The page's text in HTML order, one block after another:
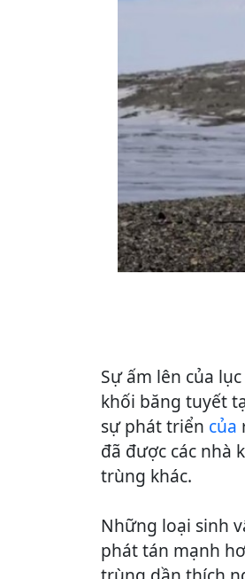
Sự ấm lên của
khối băng tuyết
sự phát triển của
đã được các nhà
trùng khác.
Những loại sinh
phát tán mạnh